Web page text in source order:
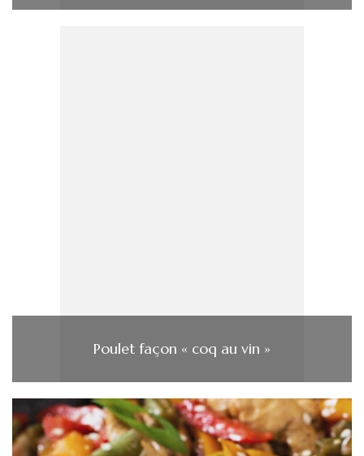
Poulet façon « coq au vin »